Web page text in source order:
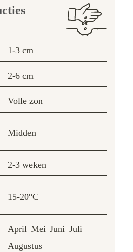
1-3 cm
2-6 cm
Volle zon
Midden
2-3 weken
15-20°C
April Mei Juni Juli
Augustus